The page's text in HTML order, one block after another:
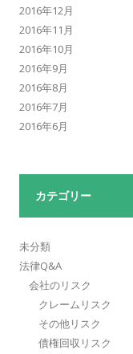
2016年12月
2016年11月
2016年10月
2016年9月
2016年8月
2016年7月
2016年6月
カテゴリー
未分類
法律Q&A
会社のリスク
クレームリスク
その他リスク
債権回収リスク